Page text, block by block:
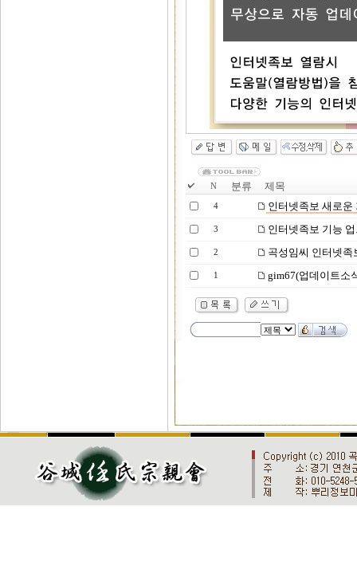
N 분류 제목
4 인터넷족보 새로운
3 인터넷족보 기능
2 곡성임씨 인터넷족
1 gim67(업데이트소